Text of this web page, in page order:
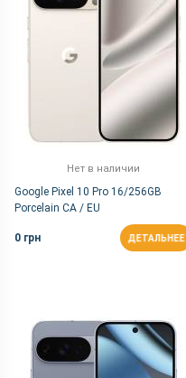
Нет в наличии
Google Pixel 10 Pro 16/256GB
Porcelain CA / EU
0 грн ДЕТАЛЬНЕЕ